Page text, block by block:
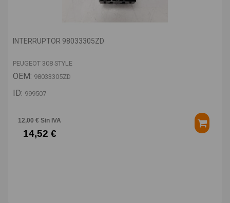
INTERRUPTOR 98033305ZD
PEUGEOT 308 STYLE
OEM: 98033305ZD
ID: 999507
12,00 € Sin IVA
14,52 €